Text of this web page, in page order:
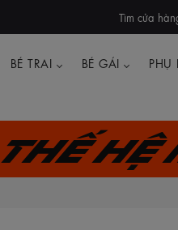
Tìm cửa
BÉ TRAI BÉ GÁI PHỤ
hệ